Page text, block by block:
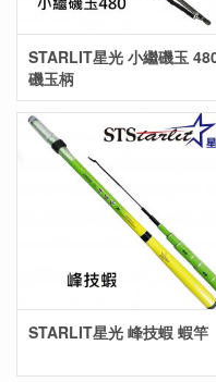
STARLIT星光 小繼磯玉
磯玉柄
STARLIT星光 峰技蝦 蝦竿